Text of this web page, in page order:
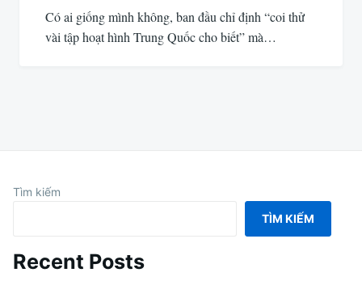
Có ai giống mình không, ban đầu chỉ định “coi thử
vài tập hoạt hình Trung Quốc cho biết” mà…
Tìm kiếm
TÌM KIẾM
Recent Posts